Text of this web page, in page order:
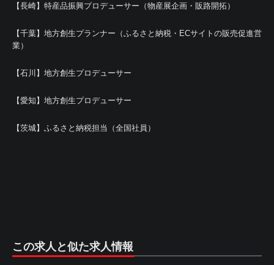
【長崎】特産品振興プロデューサー（物産展企画・販路開拓）
【千葉】地方創生プランナー（ふるさと納税・ECサイトの販売促進営
業）
【石川】地方創生プロデューサー
【愛知】地方創生プロデューサー
【茨城】ふるさと納税担当（全国社員）
この求人と似た求人情報